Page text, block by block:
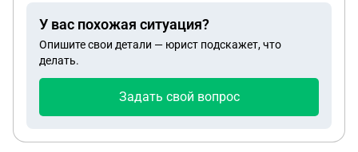
У вас похожая ситуация?
Опишите свои детали — юрист подскажет, что
делать.
Задать свой вопрос